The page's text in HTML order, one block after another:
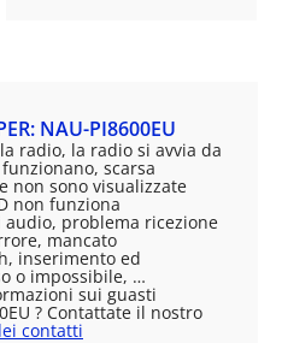
NAU-PI8600EU
radio, la radio si avvia da
scarsa
non sono visualizzate
non funziona
problema ricezione
mancato
inserimento ed
o impossibile, …
sui guasti
? Contattate il nostro
contatti